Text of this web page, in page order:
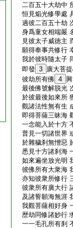
二百五十大劫中
恒見焔光修學處
過彼二百五十劫
身爲童女相端嚴
見彼太子威徳主
願得奉事共修行
我於彼時隨太子
即發 3 廣大菩
彼劫所有佛 4
最後佛號解脱光
於彼最後如來所
觀諸法性無有生
即得菩薩三昧海
一念能入於十方
普見一切諸世界
於雜穢刹無憎惡
悉見十方諸刹海
如來遍坐放光明
彼佛所有大衆海
亦知彼衆所修行
彼衆所有廣大行
及諸誓願海無涯
我觀菩薩相好身
歴劫同修諸妙行
一一毛孔所有刹